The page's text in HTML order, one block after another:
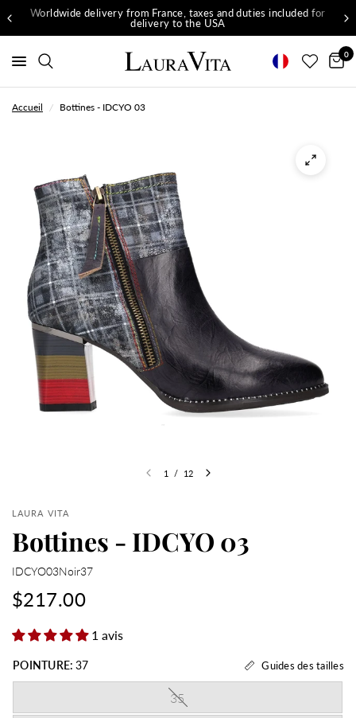
Worldwide delivery from France, taxes and duties included for
delivery to the USA
0
Accueil / Bottines - IDCYO 03
1 / 12
LAURA VITA
Bottines - IDCYO 03
IDCYO03Noir37
$217.00
1 avis
POINTURE: 37 Guides des tailles
35